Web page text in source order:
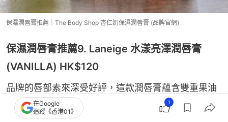
保濕潤唇膏推薦｜The Body Shop 杏仁奶保濕潤唇膏 (品牌官網)
保濕潤唇膏推薦9. Laneige 水漾亮澤潤唇膏
(VANILLA) HK$120
品牌的唇部素來深受好評，這款潤唇膏蘊含雙重果油
鎖水配方，包括乳木果油及棕櫚果油，質感柔滑豐
在Google
追蹤《香港01》
1